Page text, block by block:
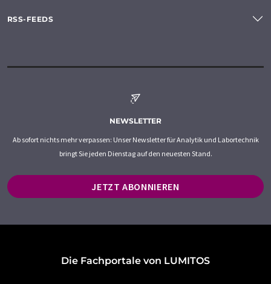
RSS-FEEDS
NEWSLETTER
Ab sofort nichts mehr verpassen: Unser Newsletter für Analytik und Labortechnik
bringt Sie jeden Dienstag auf den neuesten Stand.
JETZT ABONNIEREN
Die Fachportale von LUMITOS